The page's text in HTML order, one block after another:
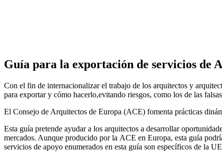
Guía para la exportación de servicios de
Con el fin de internacionalizar el trabajo de los arquitectos y
para exportar y cómo hacerlo,evitando riesgos, como los de las
El Consejo de Arquitectos de Europa (ACE) fomenta prácticas
Esta guía pretende ayudar a los arquitectos a desarrollar
mercados. Aunque producido por la ACE en Europa, esta guía
servicios de apoyo enumerados en esta guía son específicos de la